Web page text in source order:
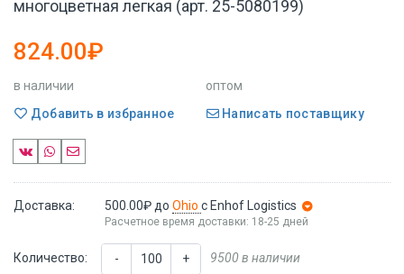
многоцветная легкая (арт. 25-5080199)
824.00₽
в наличии
оптом
Добавить в избранное
Написать поставщику
Доставка: 500.00₽ до Ohio с Enhof Logistics
Расчетное время доставки: 18-25 дней
Количество: - + 9500 в наличии